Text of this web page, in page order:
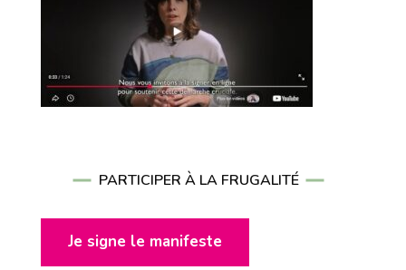
PARTICIPER À LA FRUGALITÉ
Je signe le manifeste